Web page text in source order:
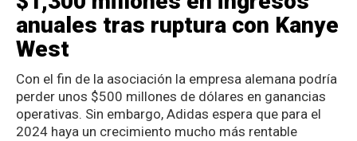
anuales tras ruptura con Kanye
West
Con el fin de la asociación la empresa alemana podría
perder unos $500 millones de dólares en ganancias
operativas. Sin embargo, Adidas espera que para el
2024 haya un crecimiento mucho más rentable